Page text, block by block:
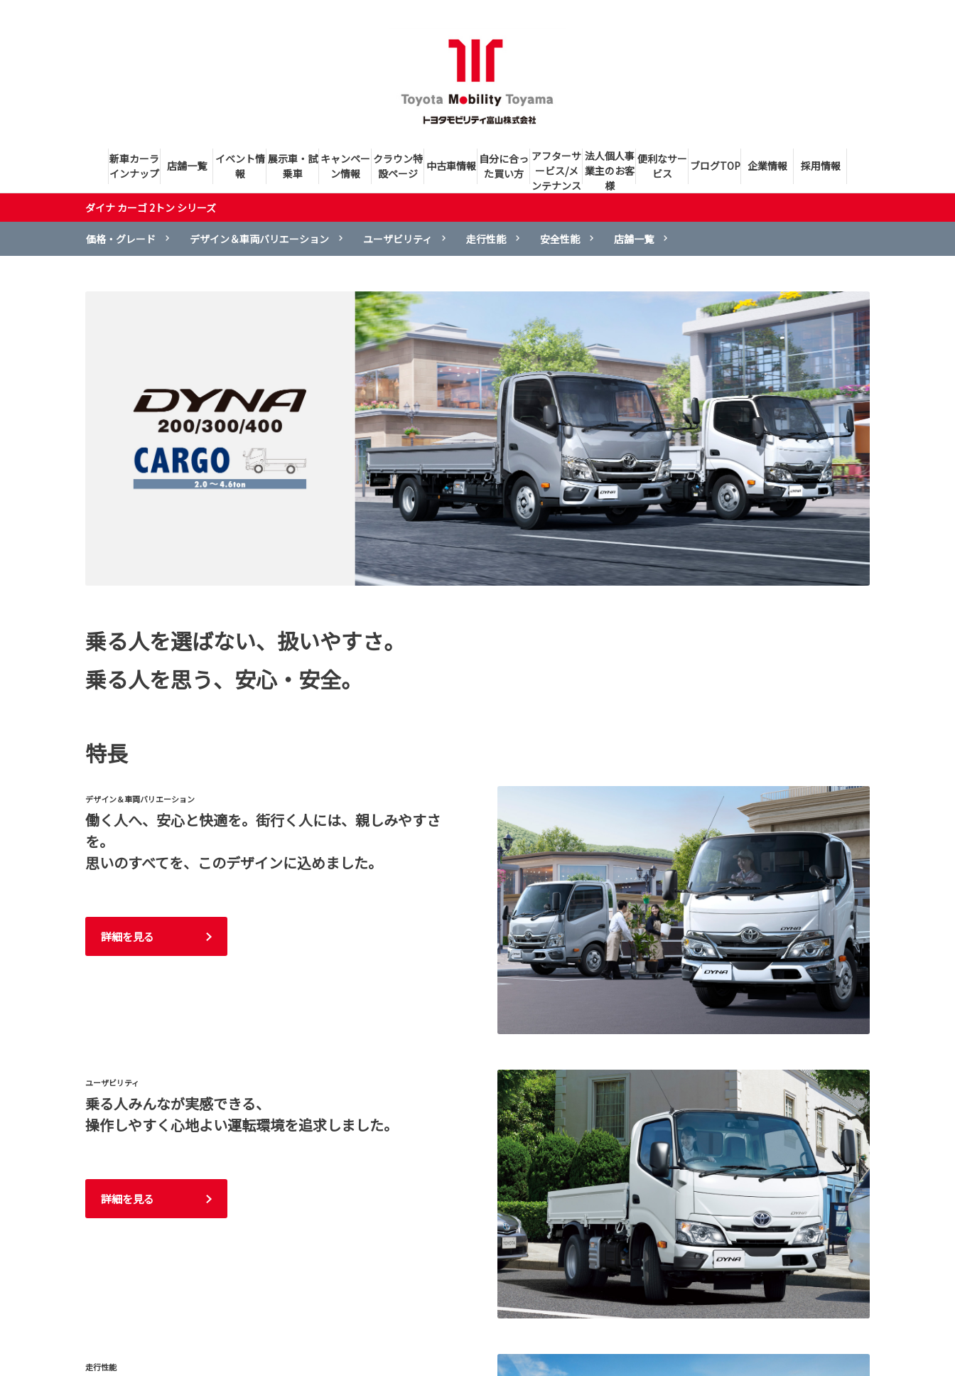
新車カーラ
インナップ
店舗一覧
イベント情
報
展示車・試
乗車
キャンペー
ン情報
クラウン特
設ページ
中古車情報 自分に合っ
た買い方
アフターサ
ービス/メ
ンテナンス
法人個人事
業主のお客
様
便利なサー
ビス
ブログTOP 企業情報 採用情報
ダイナ カーゴ 2トン シリーズ
価格・グレード デザイン＆車両バリエーション ユーザビリティ 走行性能 安全性能 店舗一覧
乗る人を選ばない、扱いやすさ。
乗る人を思う、安心・安全。
特長
デザイン＆車両バリエーション
働く人へ、安心と快適を。街行く人には、親しみやすさ
を。
思いのすべてを、このデザインに込めました。
詳細を見る
ユーザビリティ
乗る人みんなが実感できる、
操作しやすく心地よい運転環境を追求しました。
詳細を見る
走行性能